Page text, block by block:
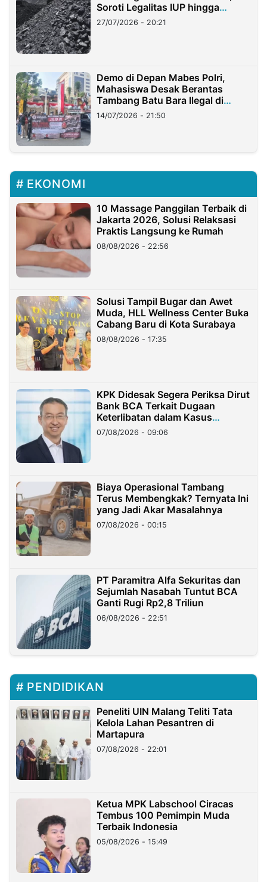
Soroti Legalitas IUP hingga
Stockpile
27/07/2026 - 20:21
Demo di Depan Mabes Polri,
Mahasiswa Desak Berantas
Tambang Batu Bara Ilegal di
Lampung
14/07/2026 - 21:50
EKONOMI
10 Massage Panggilan Terbaik di
Jakarta 2026, Solusi Relaksasi
Praktis Langsung ke Rumah
08/08/2026 - 22:56
Solusi Tampil Bugar dan Awet
Muda, HLL Wellness Center Buka
Cabang Baru di Kota Surabaya
08/08/2026 - 17:35
KPK Didesak Segera Periksa Dirut
Bank BCA Terkait Dugaan
Keterlibatan dalam Kasus
Hilangnya Dana Nasabah Rp2,58
Miliar
07/08/2026 - 09:06
Biaya Operasional Tambang
Terus Membengkak? Ternyata Ini
yang Jadi Akar Masalahnya
07/08/2026 - 00:15
PT Paramitra Alfa Sekuritas dan
Sejumlah Nasabah Tuntut BCA
Ganti Rugi Rp2,8 Triliun
06/08/2026 - 22:51
PENDIDIKAN
Peneliti UIN Malang Teliti Tata
Kelola Lahan Pesantren di
Martapura
07/08/2026 - 22:01
Ketua MPK Labschool Ciracas
Tembus 100 Pemimpin Muda
Terbaik Indonesia
05/08/2026 - 15:49